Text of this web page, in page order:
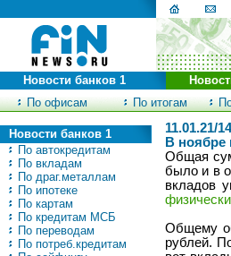
По офисам По итогам По
Новости банков 1
Новости банков 1
По автокредитам
По вкладам
По драг.металлам
По ипотеке
По картам
По кредитам МСБ
По переводам
По потреб.кредитам
11.01.21/
В ноябре
Общая
было и в
вкладов
Общему
рублей.